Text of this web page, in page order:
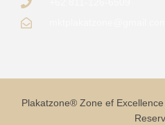
Plakatzone® Zone ef